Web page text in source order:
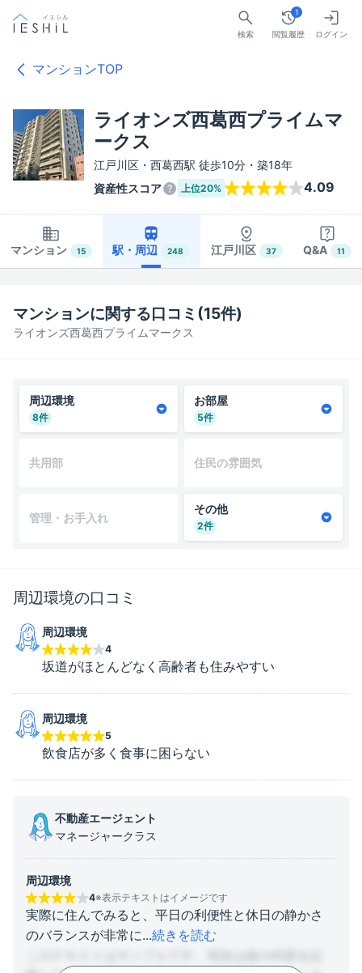
検索 閲覧履歴
1
ログイン
マンションTOP
ライオンズ西葛西プライムマ
ークス
江戸川区・西葛西駅 徒歩10分・築18年
資産性スコア
上位20% 4.09
マンション 15 駅・周辺 248 江戸川区 37 Q&A 11
ライオンズ西葛西プライムマークス
マンションに関する口コミ(15件)
周辺環境
8件
お部屋
5件
共用部 住民の雰囲気
管理・お手入れ
その他
2件
周辺環境の口コミ
周辺環境
4
坂道がほとんどなく高齢者も住みやすい
周辺環境
5
飲食店が多く食事に困らない
不動産エージェント
マネージャークラス
周辺環境
4※表示テキストはイメージです
実際に住んでみると、平日の利便性と休日の静かさ
のバランスが非常に...続きを読む